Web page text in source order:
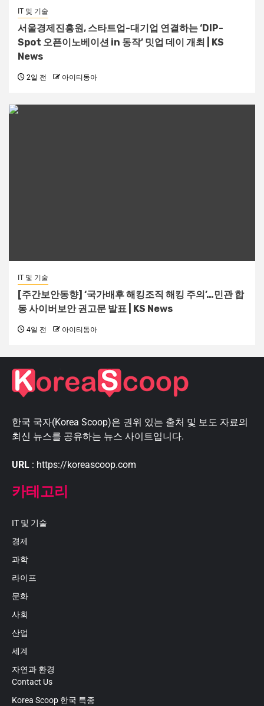
IT 및 기술
서울경제진흥원, 스타트업-대기업 연결하는 ‘DIP-
Spot 오픈이노베이션 in 동작’ 밋업 데이 개최 | KS
News
2일 전 아이티동아
IT 및 기술
[주간보안동향] ‘국가배후 해킹조직 해킹 주의’…민관 합
동 사이버보안 권고문 발표 | KS News
4일 전 아이티동아
한국 국자(Korea Scoop)은 권위 있는 출처 및 보도 자료의
최신 뉴스를 공유하는 뉴스 사이트입니다.
URL : https://koreascoop.com
카테고리
IT 및 기술
경제
과학
라이프
문화
사회
산업
세계
자연과 환경
Contact Us
Korea Scoop 한국 특종